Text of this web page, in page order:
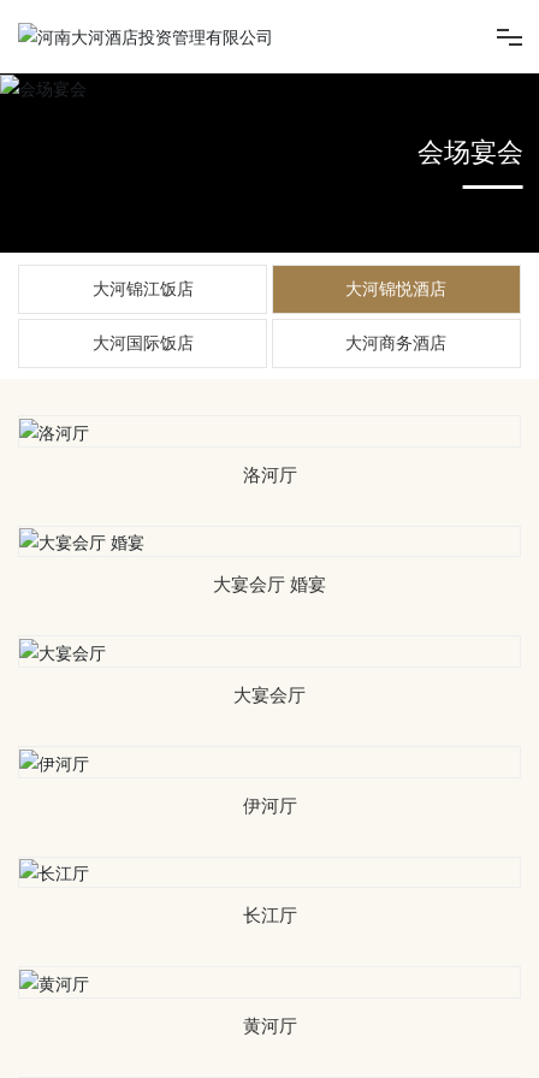
新闻中心
旗下酒店
联系我们
会场宴会
大河锦江饭店 大河锦悦酒店
大河国际饭店 大河商务酒店
洛河厅
大宴会厅 婚宴
大宴会厅
伊河厅
长江厅
黄河厅